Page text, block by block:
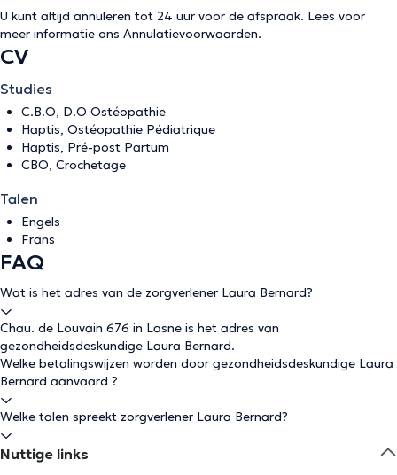
U kunt altijd annuleren tot 24 uur voor de afspraak. Lees voor
meer informatie ons Annulatievoorwaarden.
CV
Studies
C.B.O, D.O Ostéopathie
Haptis, Ostéopathie Pédiatrique
Haptis, Pré-post Partum
CBO, Crochetage
Talen
Engels
Frans
FAQ
Wat is het adres van de zorgverlener Laura Bernard?
Chau. de Louvain 676 in Lasne is het adres van
gezondheidsdeskundige Laura Bernard.
Welke betalingswijzen worden door gezondheidsdeskundige Laura
Bernard aanvaard ?
Welke talen spreekt zorgverlener Laura Bernard?
Nuttige links